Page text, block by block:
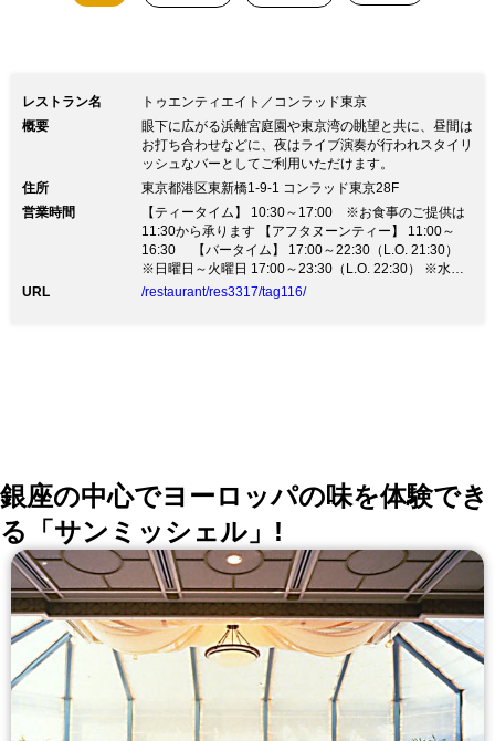
レストラン名
トゥエンティエイト／コンラッド東京
概要
眼下に広がる浜離宮庭園や東京湾の眺望と共に、昼間は
お打ち合わせなどに、夜はライブ演奏が行われスタイリ
ッシュなバーとしてご利用いただけます。
住所
東京都港区東新橋1-9-1 コンラッド東京28F
営業時間
【ティータイム】 10:30～17:00 ※お食事のご提供は
11:30から承ります 【アフタヌーンティー】 11:00～
16:30 【バータイム】 17:00～22:30（L.O. 21:30）
※日曜日～火曜日 17:00～23:30（L.O. 22:30） ※水曜
日～土曜日
URL /restaurant/res3317/tag116/
銀座の中心でヨーロッパの味を体験でき
る「サンミッシェル」!